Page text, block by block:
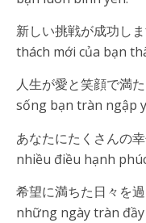
新しい挑戦が成功し
thách mới của bạn
人生が愛と笑顔で満
sống bạn tràn ngập
あなたにたくさんの
nhiều điều hạnh
希望に満ちた日々を
những ngày tràn